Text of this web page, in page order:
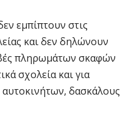
εμπίπτουν στις
και δεν δηλώνουν
πληρωμάτων σκαφών
σχολεία και για
δασκάλους